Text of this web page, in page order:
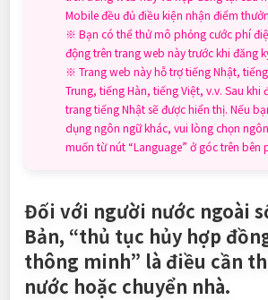
Mobile đều đủ điều kiện nhận điểm
※ Bạn có thể thử mô phỏng cước phí
động trên trang web này trước khi đăng
※ Trang web này hỗ trợ tiếng Nhật,
Trung, tiếng Hàn, tiếng Việt, v.v. Sau khi
trang tiếng Nhật sẽ được hiển thị. Nếu
dụng ngôn ngữ khác, vui lòng chọn
muốn từ nút “Language” ở góc trên bên
Đối với người nước ngoài
Bản, “thủ tục hủy hợp
thông minh” là điều cần
nước hoặc chuyển nhà.